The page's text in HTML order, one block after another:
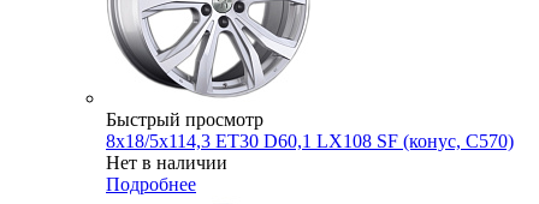
Быстрый просмотр
8x18/5x114,3 ET30 D60,1 LX108 SF (конус, C570)
Нет в наличии
Подробнее